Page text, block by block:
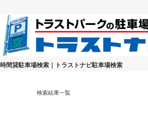
時間貸駐車場検索｜トラストナビ駐車場検索
検索結果一覧